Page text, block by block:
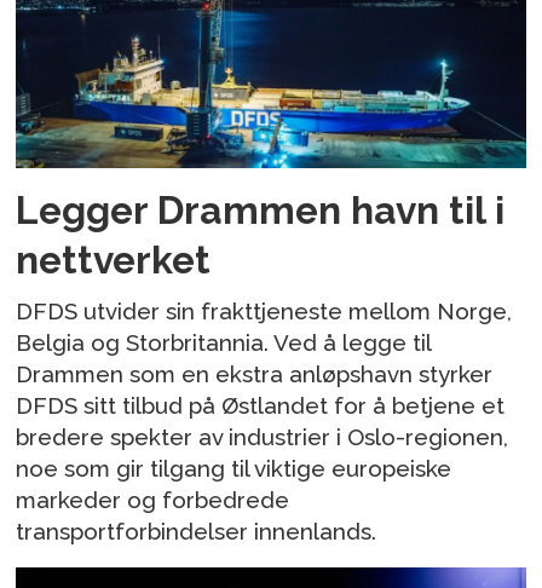
Legger Drammen havn til i
nettverket
DFDS utvider sin frakttjeneste mellom Norge,
Belgia og Storbritannia. Ved å legge til
Drammen som en ekstra anløpshavn styrker
DFDS sitt tilbud på Østlandet for å betjene et
bredere spekter av industrier i Oslo-regionen,
noe som gir tilgang til viktige europeiske
markeder og forbedrede
transportforbindelser innenlands.